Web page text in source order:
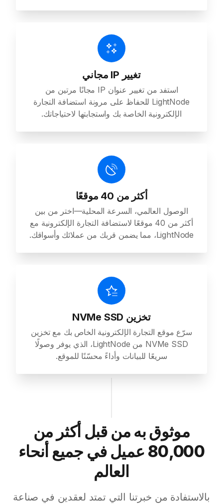
تغيير IP مجاني
استفد من تغيير عنوان IP مجانًا مرتين من
LightNode للحفاظ على مرونة استضافة التجارة
الإلكترونية الخاصة بك واستجابتها لاحتياجاتك.
أكثر من 40 موقعًا
الوصول العالمي، السرعة المحلية—اختر من بين
أكثر من 40 موقعًا لاستضافة التجارة الإلكترونية مع
LightNode، مما يضمن قربك من عملائك وأسواقك.
تخزين NVMe SSD
سرّع موقع التجارة الإلكترونية الخاص بك مع تخزين
NVMe SSD من LightNode، الذي يوفر وصولًا
سريعًا للبيانات وأداءً محسّنًا للموقع.
موثوق به من قبل أكثر من
80,000 عميل في جميع أنحاء
العالم
بالاستفادة من خبرتنا التي تمتد لعقدين في صناعة